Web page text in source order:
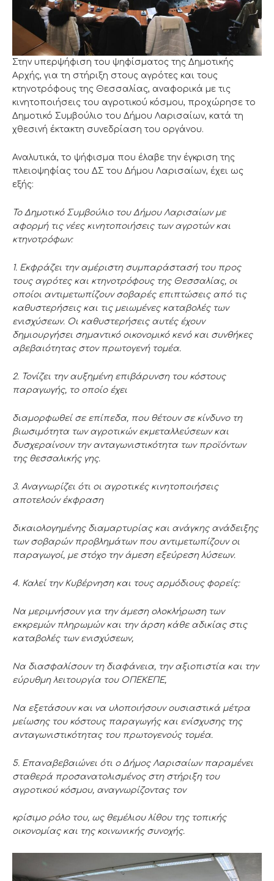
Στην υπερψήφιση του ψηφίσματος της Δημοτικής
Αρχής, για τη στήριξη στους αγρότες και τους
κτηνοτρόφους της Θεσσαλίας, αναφορικά με τις
κινητοποιήσεις του αγροτικού κόσμου, προχώρησε το
Δημοτικό Συμβούλιο του Δήμου Λαρισαίων, κατά τη
χθεσινή έκτακτη συνεδρίαση του οργάνου.
Αναλυτικά, το ψήφισμα που έλαβε την έγκριση της
πλειοψηφίας του ΔΣ του Δήμου Λαρισαίων, έχει ως
εξής:
Το Δημοτικό Συμβούλιο του Δήμου Λαρισαίων με
αφορμή τις νέες κινητοποιήσεις των αγροτών και
κτηνοτρόφων:
1. Εκφράζει την αμέριστη συμπαράστασή του προς
τους αγρότες και κτηνοτρόφους της Θεσσαλίας, οι
οποίοι αντιμετωπίζουν σοβαρές επιπτώσεις από τις
καθυστερήσεις και τις μειωμένες καταβολές των
ενισχύσεων. Οι καθυστερήσεις αυτές έχουν
δημιουργήσει σημαντικό οικονομικό κενό και συνθήκες
αβεβαιότητας στον πρωτογενή τομέα.
2. Τονίζει την αυξημένη επιβάρυνση του κόστους
παραγωγής, το οποίο έχει
διαμορφωθεί σε επίπεδα, που θέτουν σε κίνδυνο τη
βιωσιμότητα των αγροτικών εκμεταλλεύσεων και
δυσχεραίνουν την ανταγωνιστικότητα των προϊόντων
της θεσσαλικής γης.
3. Αναγνωρίζει ότι οι αγροτικές κινητοποιήσεις
αποτελούν έκφραση
δικαιολογημένης διαμαρτυρίας και ανάγκης ανάδειξης
των σοβαρών προβλημάτων που αντιμετωπίζουν οι
παραγωγοί, με στόχο την άμεση εξεύρεση λύσεων.
4. Καλεί την Κυβέρνηση και τους αρμόδιους φορείς:
Να μεριμνήσουν για την άμεση ολοκλήρωση των
εκκρεμών πληρωμών και την άρση κάθε αδικίας στις
καταβολές των ενισχύσεων,
Να διασφαλίσουν τη διαφάνεια, την αξιοπιστία και την
εύρυθμη λειτουργία του ΟΠΕΚΕΠΕ,
Να εξετάσουν και να υλοποιήσουν ουσιαστικά μέτρα
μείωσης του κόστους παραγωγής και ενίσχυσης της
ανταγωνιστικότητας του πρωτογενούς τομέα.
5. Επαναβεβαιώνει ότι ο Δήμος Λαρισαίων παραμένει
σταθερά προσανατολισμένος στη στήριξη του
αγροτικού κόσμου, αναγνωρίζοντας τον
κρίσιμο ρόλο του, ως θεμέλιου λίθου της τοπικής
οικονομίας και της κοινωνικής συνοχής.